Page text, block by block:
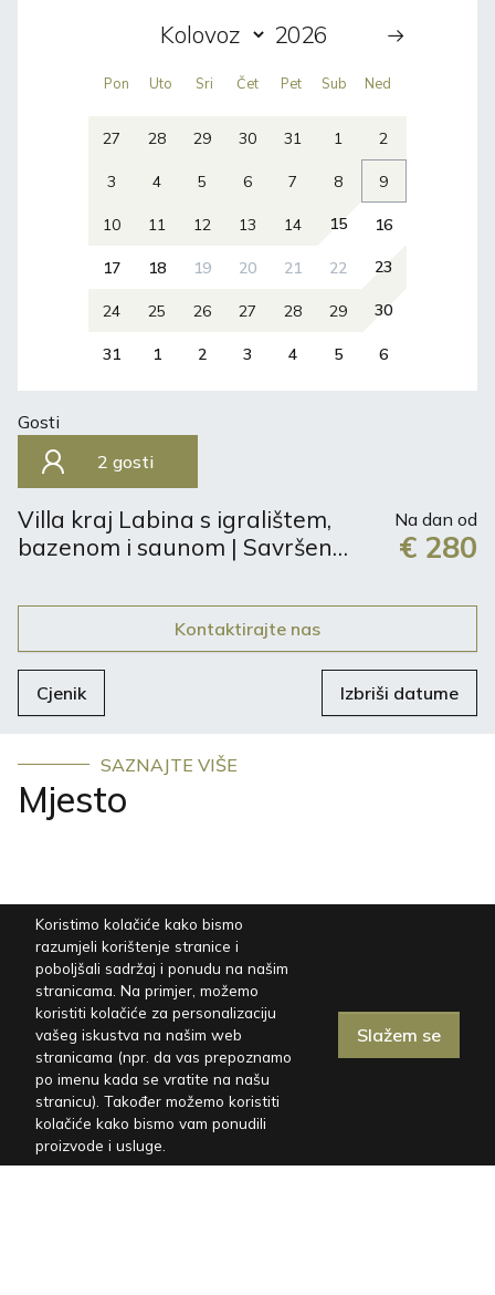
Pon Uto Sri Čet Pet Sub Ned
27 28 29 30 31 1 2
3 4 5 6 7 8 9
10 11 12 13 14 15 16
17 18 19 20 21 22 23
24 25 26 27 28 29 30
31 1 2 3 4 5 6
Villa kraj Labina s igralištem,
bazenom i saunom | Savršeno
Na dan od
€ 280
Gosti
2 gosti
Cjenik Izbriši datume
Kontaktirajte nas
SAZNAJTE VIŠE
Mjesto
Koristimo kolačiće kako bismo
razumjeli korištenje stranice i
poboljšali sadržaj i ponudu na našim
stranicama. Na primjer, možemo
koristiti kolačiće za personalizaciju
vašeg iskustva na našim web
stranicama (npr. da vas prepoznamo
po imenu kada se vratite na našu
stranicu). Također možemo koristiti
kolačiće kako bismo vam ponudili
proizvode i usluge.
Slažem se